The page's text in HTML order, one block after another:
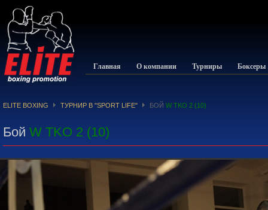
Главная О компании Турниры Боксеры
ELITE BOXING ТУРНИР В "SPORT LIFE" БОЙ W TKO 2 (10)
Бой W TKO 2 (10)